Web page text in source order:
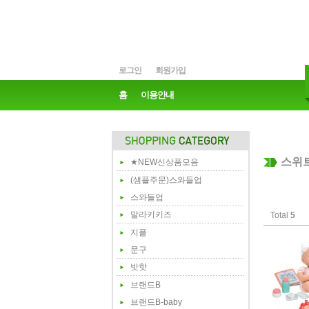
로그인 회원가입
홈 이용안내
★NEW신상품모음
(샘플주문)스와들업
스와들업
말라키키즈
지플
문구
밧핫
브랜드B
브랜드B-baby
스위
Total 5